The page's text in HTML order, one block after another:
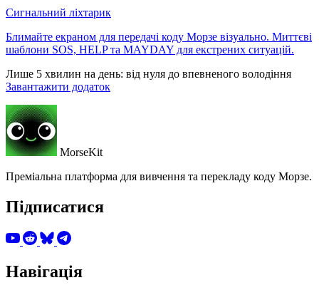
Сигнальний ліхтарик
Блимайте екраном для передачі коду Морзе візуально. Миттєві
шаблони SOS, HELP та MAYDAY для екстрених ситуацій.
Лише 5 хвилин на день: від нуля до впевненого володіння
Завантажити додаток
MorseKit
Преміальна платформа для вивчення та перекладу коду Морзе.
Підписатися
Навігація